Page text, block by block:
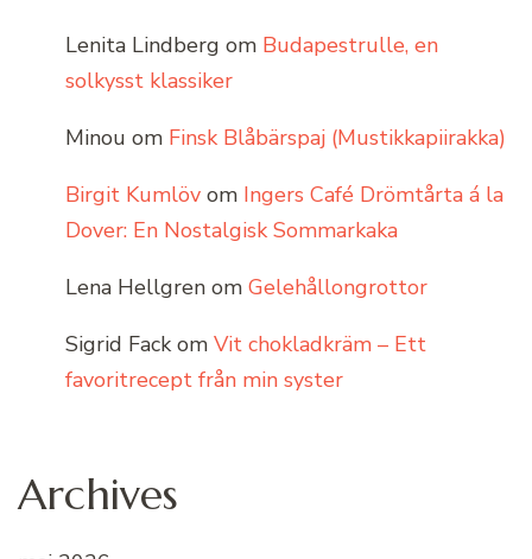
Lenita Lindberg om Budapestrulle, en
solkysst klassiker
Minou om Finsk Blåbärspaj (Mustikkapiirakka)
Birgit Kumlöv om Ingers Café Drömtårta á la
Dover: En Nostalgisk Sommarkaka
Lena Hellgren om Gelehållongrottor
Sigrid Fack om Vit chokladkräm – Ett
favoritrecept från min syster
Archives